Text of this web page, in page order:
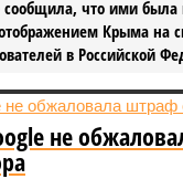
сообщила, что ими была
Крыма на
в Российской
не